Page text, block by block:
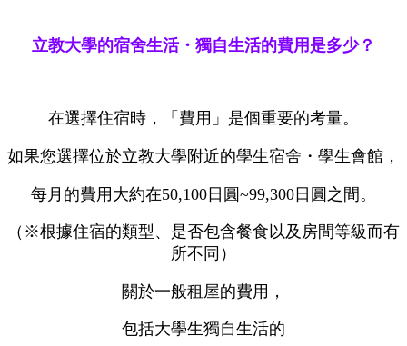
立教大學的宿舍生活・獨自生活的費用是多少？
在選擇住宿時，「費用」是個重要的考量。
如果您選擇位於立教大學附近的學生宿舍・學生會館，
每月的費用大約在50,100日圓~99,300日圓之間。
（※根據住宿的類型、是否包含餐食以及房間等級而有
所不同）
關於一般租屋的費用，
包括大學生獨自生活的